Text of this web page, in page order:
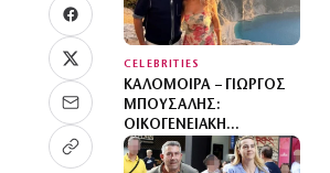
CELEBRITIES
ΚΑΛΟΜΟΊΡΑ – ΓΙΏΡΓΟΣ
ΜΠΟΎΣΑΛΗΣ:
ΟΙΚΟΓΕΝΕΙΑΚΉ
ΦΩΤΟΓΡΑΦΊΑ ΑΠΌ ΤΙΣ
ΔΙΑΚΟΠΈΣ ΣΤΗ